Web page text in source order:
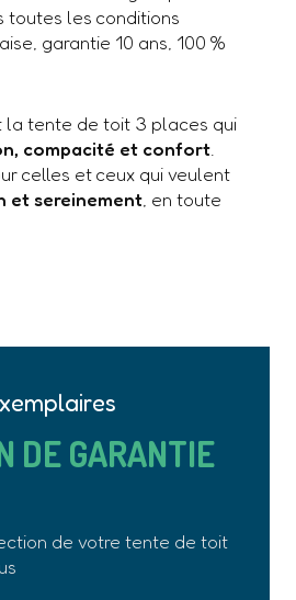
toutes les conditions
garantie 10 ans, 100 %
la tente de toit 3 places qui
compacité et confort
celles et ceux qui veulent
et sereinement , en toute
DE GARANTIE
de votre tente de toit